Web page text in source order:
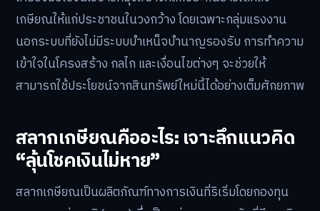
อาจสูญเปล่า ให้กลายเป็นสินทรัพย์เพื่อการเกษียณที่เติบโต
ได้ในระยะยาว ผลิตภัณฑ์นี้ถูกพัฒนาขึ้นเพื่อตอบโจทย์
พฤติกรรมของคนไทยที่นิยมการลุ้นโชค โดยมีภาครัฐเป็นผู้
สนับสนุนเงินรางวัล เพื่อจูงใจให้เกิดวินัยในการออมอย่าง
สลากเกษียณจึงไม่ใช่เพียงผลิตภัณฑ์ทางการเงิน แต่เป็น
เครื่องมือเชิงนโยบายที่มุ่งสร้างหลักประกันรายได้หลัง
เกษียณให้แก่ประชาชนในวงกว้าง โดยเฉพาะกลุ่มแรงงาน